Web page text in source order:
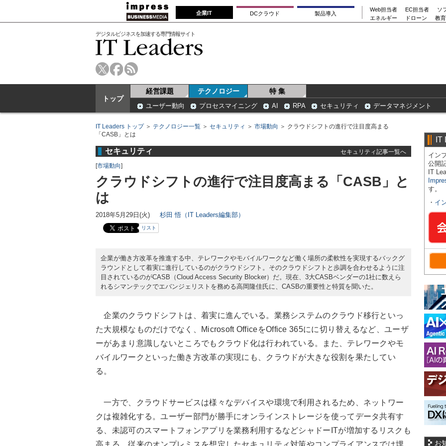
企業IT DCクラウド 製品導入
Web担当者 EC担当者
ソ
エネルギー
ドローン 教
デジタルビジネスを加速する専門情報サイト
トップ
経営課題 テクノロジー 特 集
ユーザー動向 プロセスマイニング AI RPA セキュリティ データマネジメント
IT Leaders トップ＞ テクノロジー一覧 ＞ セキュリティ ＞ 市場動向 ＞ クラウドシフトの進行で注目度高まる
「CASB」とは
セキュリティ
セキュリティ記事一覧へ
[市場動向]
クラウドシフトの進行で注目度高まる「CASB」と
は
2018年5月29日(火) 杉田 悟（IT Leaders編集部）
リスト
企業が働き方改革を推進する中、テレワークやモバイルワークなど働く場所の柔軟性を実現するバックグ
ラウンドとして着実に進行しているのがクラウドシフト。そのクラウドシフトと歩調を合わせるように注
目されているのがCASB（Cloud Access Security Blocker）だ。現在、3大CASBベンダーの1社に数えら
れるシマンテックでエバンジェリストを務める高岡隆佳氏に、CASBの重要性と特質を聞いた。
企業のクラウドシフトは、着実に進んでいる。業務システムのクラウド移行といっ
た大規模なものだけでなく、Microsoft OfficeをOffice 365にに切り替えるなど、ユーザ
ーがあまり意識しないところでもクラウド化は行われている。また、テレワークやモ
バイルワークといった働き方改革の実現にも、クラウドが大きな役割を果たしてい
る。
一方で、クラウドサービスは様々なデバイスや環境で利用されるため、ネットワー
クは複雑化する。ユーザー部門が勝手にオンラインストレージを使ってデータ共有す
る、未認可のスマートフォンアプリを業務利用するなどシャドーITが増加するリスクも
IT
イン
公開
IT
す。
・ イ
お